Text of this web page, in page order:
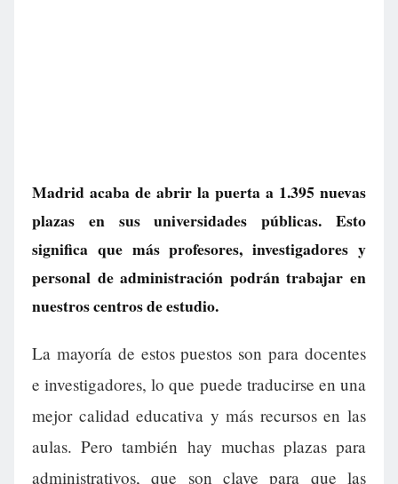
Madrid acaba de abrir la puerta a 1.395 nuevas
plazas en sus universidades públicas. Esto
significa que más profesores, investigadores y
personal de administración podrán trabajar en
nuestros centros de estudio.
La mayoría de estos puestos son para docentes
e investigadores, lo que puede traducirse en una
mejor calidad educativa y más recursos en las
aulas. Pero también hay muchas plazas para
administrativos, que son clave para que las